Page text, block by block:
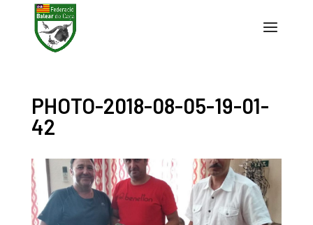
PHOTO-2018-08-05-19-01-
42